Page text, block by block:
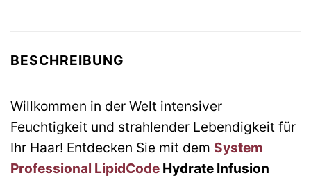
BESCHREIBUNG
Willkommen in der Welt intensiver
Feuchtigkeit und strahlender Lebendigkeit für
Ihr Haar! Entdecken Sie mit dem System
Professional LipidCode Hydrate Infusion